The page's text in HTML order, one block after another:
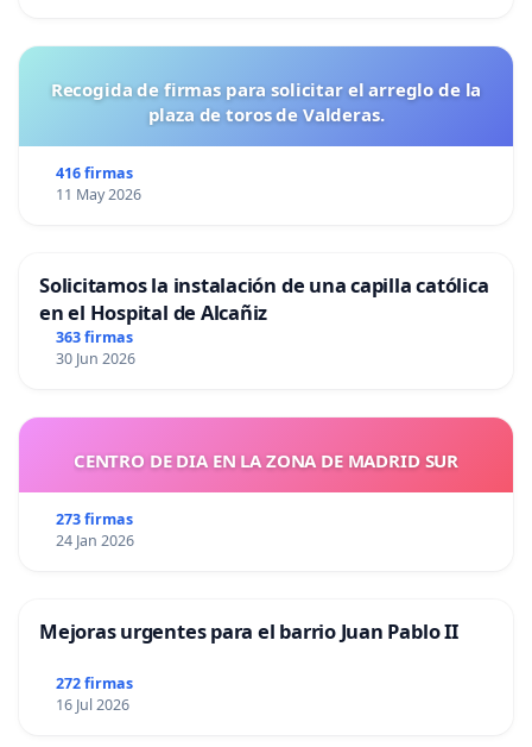
Recogida de firmas para solicitar el arreglo de la
plaza de toros de Valderas.
416 firmas
11 May 2026
Solicitamos la instalación de una capilla católica
en el Hospital de Alcañiz
363 firmas
30 Jun 2026
CENTRO DE DIA EN LA ZONA DE MADRID SUR
273 firmas
24 Jan 2026
Mejoras urgentes para el barrio Juan Pablo II
272 firmas
16 Jul 2026